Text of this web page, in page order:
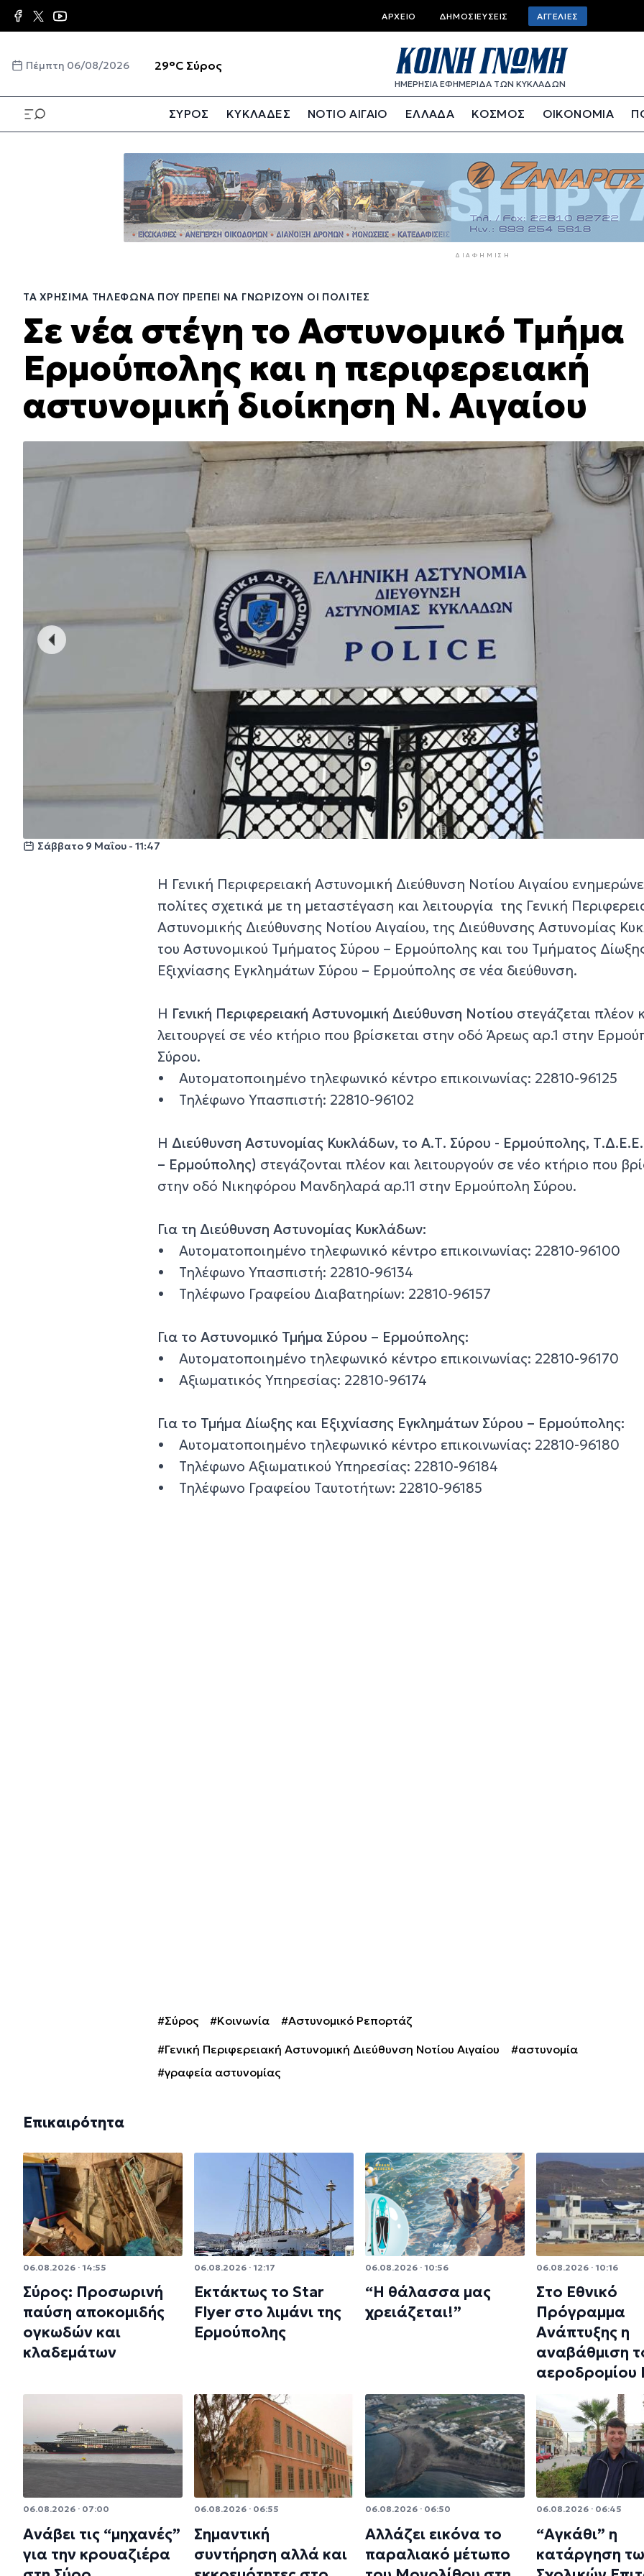
Παράκαμψη
προς
κυρίως
Top
bar
menu
ΑΡΧΕΊΟ ΔΗΜΟΣΙΕΎΣΕΙΣ ΑΓΓΕΛΊΕΣ
Πέμπτη 06/08/2026 29°C Σύρος
ΗΜΕΡΗΣΙΑ ΕΦΗΜΕΡΙΔΑ ΤΩΝ ΚΥΚΛΑΔΩΝ
ΣΥΡΟΣ ΚΥΚΛΑΔΕΣ ΝΟΤΙΟ ΑΙΓΑΙΟ ΕΛΛΑΔΑ ΚΟΣΜΟΣ ΟΙΚΟΝΟΜΙΑ
ΔΙΑΦΉΜΙΣΗ
ΤΑ ΧΡΉΣΙΜΑ ΤΗΛΈΦΩΝΑ ΠΟΥ ΠΡΈΠΕΙ ΝΑ ΓΝΩΡΊΖΟΥΝ ΟΙ ΠΟΛΊΤΕΣ
Σε νέα στέγη το Αστυνομικό Τμήμα
Ερμούπολης και η περιφερειακή
αστυνομική διοίκηση Ν. Αιγαίου
Σάββατο 9 Μαΐου - 11:47
Η Γενική Περιφερειακή Αστυνομική Διεύθυνση Νοτίου Αιγαίου
πολίτες σχετικά με τη μεταστέγαση και λειτουργία της Γενική
Αστυνομικής Διεύθυνσης Νοτίου Αιγαίου, της Διεύθυνσης Αστυνομίας
του Αστυνομικού Τμήματος Σύρου – Ερμούπολης και του Τμήματος
Εξιχνίασης Εγκλημάτων Σύρου – Ερμούπολης σε νέα διεύθυνση.
Η Γενική Περιφερειακή Αστυνομική Διεύθυνση Νοτίου στεγάζεται πλέον
λειτουργεί σε νέο κτήριο που βρίσκεται στην οδό Άρεως αρ.1 στην
Σύρου.
• Αυτοματοποιημένο τηλεφωνικό κέντρο επικοινωνίας: 22810-96125
• Τηλέφωνο Υπασπιστή: 22810-96102
Η Διεύθυνση Αστυνομίας Κυκλάδων, το Α.Τ. Σύρου - Ερμούπολης,
– Ερμούπολης) στεγάζονται πλέον και λειτουργούν σε νέο κτήριο που
στην οδό Νικηφόρου Μανδηλαρά αρ.11 στην Ερμούπολη Σύρου.
Για τη Διεύθυνση Αστυνομίας Κυκλάδων:
• Αυτοματοποιημένο τηλεφωνικό κέντρο επικοινωνίας: 22810-96100
• Τηλέφωνο Υπασπιστή: 22810-96134
• Τηλέφωνο Γραφείου Διαβατηρίων: 22810-96157
Για το Αστυνομικό Τμήμα Σύρου – Ερμούπολης:
• Αυτοματοποιημένο τηλεφωνικό κέντρο επικοινωνίας: 22810-96170
• Αξιωματικός Υπηρεσίας: 22810-96174
Για το Τμήμα Δίωξης και Εξιχνίασης Εγκλημάτων Σύρου – Ερμούπολης:
• Αυτοματοποιημένο τηλεφωνικό κέντρο επικοινωνίας: 22810-96180
• Τηλέφωνο Αξιωματικού Υπηρεσίας: 22810-96184
• Τηλέφωνο Γραφείου Ταυτοτήτων: 22810-96185
#Σύρος #Κοινωνία
#Αστυνομικό Ρεπορτάζ
#Γενική Περιφερειακή Αστυνομική Διεύθυνση Νοτίου Αιγαίου
#αστυνομία
#γραφεία αστυνομίας
Επικαιρότητα
06.08.2026 · 14:55
Σύρος: Προσωρινή
παύση αποκομιδής
ογκωδών και
κλαδεμάτων
06.08.2026 · 12:17
Εκτάκτως το Star
Flyer στο λιμάνι της
Ερμούπολης
06.08.2026 · 10:56
“Η θάλασσα μας
χρειάζεται!”
06.08.2026 · 10:16
Στο Εθνικό
Πρόγραμμα
Ανάπτυξης η
αναβάθμιση
αεροδρομίου
06.08.2026 · 07:00
Ανάβει τις “μηχανές”
για την κρουαζιέρα
06.08.2026 · 06:55
Σημαντική
συντήρηση αλλά και
06.08.2026 · 06:50
Αλλάζει εικόνα το
παραλιακό μέτωπο
06.08.2026 · 06:45
“Αγκάθι” η
κατάργηση